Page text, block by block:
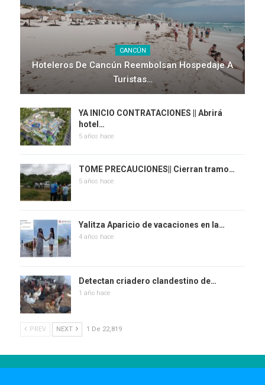
CANCÚN
Hoteleros De Cancún Reembolsan Hospedaje A
Turistas…
YA INICIO CONTRATACIONES || Abrirá
hotel…
5 años hace
TOME PRECAUCIONES|| Cierran tramo…
5 años hace
Yalitza Aparicio de vacaciones en la…
4 años hace
Detectan criadero clandestino de…
1 año hace
PREV NEXT 1 De 22,819